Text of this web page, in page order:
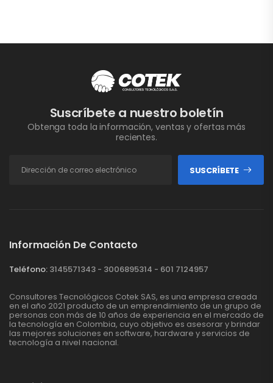
Suscríbete a nuestro boletín
Obtenga toda la información, ventas y ofertas más
recientes.
SUSCRÍBETE
Información De Contacto
Teléfono: 3145571343 - 3006895314 - 601 7124957
Consultores Tecnológicos Cotek SAS, es una empresa creada
en el año 2021 producto de un emprendimiento de un grupo de
personas con más de 10 años de experiencia en el mercado de
la tecnología en Colombia, cuyo objetivo es asesorar y brindar
las mejores soluciones en software, hardware y servicios de
tecnología a nivel nacional.